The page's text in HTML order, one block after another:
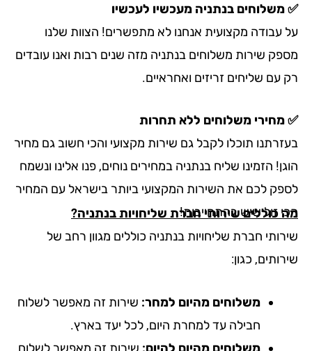
משלוחים בנתניה מעכשיו לעכשיו
עבודה מקצועית אנחנו לא מתפשרים! הצוות שלנו
שירות משלוחים בנתניה מזה שנים רבות ואנו עובדים
עם שליחים זריזים ואחראיים.
מחירי משלוחים ללא תחרות
תוכלו לקבל גם שירות מקצועי והכי חשוב גם מחיר
הזמינו שליח בנתניה במחירים נוחים, פנו אלינו ונשמח
לכם את השירות המקצועי ביותר בישראל עם המחיר
זול שיש בהתחייבות!
כוללים שירותי חברת שליחויות בנתניה?
חברת שליחויות בנתניה כוללים מגוון רחב של
כגון:
משלוחים מהיום למחר:שירות זה מאפשר לשלוח
חבילה עד למחרת היום, לכל יעד בארץ.
משלוחים מהיום להיום:שירות זה מאפשר לשלוח